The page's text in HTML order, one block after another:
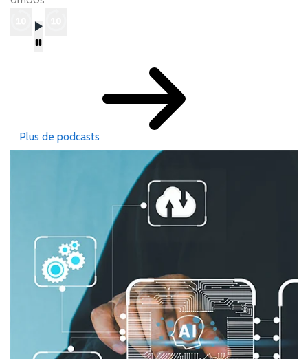
Plus de podcasts